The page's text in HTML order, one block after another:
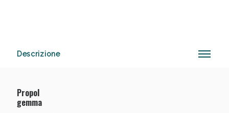
Descrizione
Propol
gemma